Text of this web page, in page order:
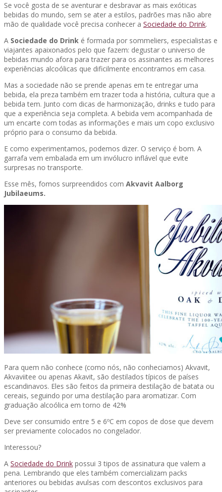
Se você gosta de se aventurar e desbravar as mais exóticas
bebidas do mundo, sem se ater a estilos, padrões mas não abre
mão de qualidade você precisa conhecer a Sociedade do Drink.
A Sociedade do Drink é formada por sommeliers, especialistas e
viajantes apaixonados pelo que fazem: degustar o universo de
bebidas mundo afora para trazer para os assinantes as melhores
experiências alcoólicas que dificilmente encontramos em casa.
Mas a sociedade não se prende apenas em te entregar uma
bebida, ela preza também em trazer toda a história, cultura que a
bebida tem. Junto com dicas de harmonização, drinks e tudo para
que a experiência seja completa. A bebida vem acompanhada de
um encarte com todas as informações e mais um copo exclusivo
próprio para o consumo da bebida.
E como experimentamos, podemos dizer. O serviço é bom. A
garrafa vem embalada em um invólucro inflável que evite
surpresas no transporte.
Esse mês, fomos surpreendidos com Akvavit Aalborg
Jubilaeums.
Para quem não conhece (como nós, não conheciamos) Akvavit,
Akvaviitee ou apenas Akavit, são destilados típicos de países
escandinavos. Eles são feitos da primeira destilação de batata ou
cereais, seguindo por uma destilação para aromatizar. Com
graduação alcoólica em torno de 42%
Deve ser consumido entre 5 e 6ºC em copos de dose que devem
ser previamente colocados no congelador.
Interessou?
A Sociedade do Drink possui 3 tipos de assinatura que valem a
pena. Lembrando que eles também comercializam packs
anteriores ou bebidas avulsas com descontos exclusivos para